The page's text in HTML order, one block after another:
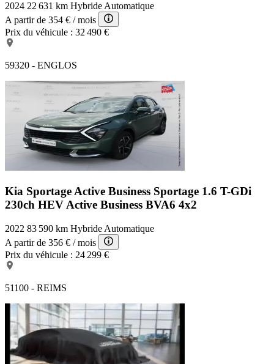
2024 22 631 km Hybride Automatique
A partir de 354 € / mois
Prix du véhicule : 32 490 €
59320 - ENGLOS
Kia Sportage Active Business Sportage 1.6 T-GDi
230ch HEV Active Business BVA6 4x2
2022 83 590 km Hybride Automatique
A partir de 356 € / mois
Prix du véhicule : 24 299 €
51100 - REIMS